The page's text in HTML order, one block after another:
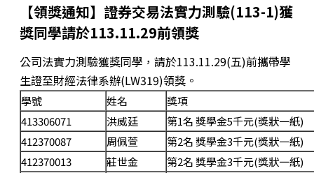
【領獎通知】證券交易法實力測驗(113-1)獲
獎同學請於113.11.29前領獎
公司法實力測驗獲獎同學，請於113.11.29(五)前攜帶學
生證至財經法律系辦(LW319)領獎。
學號 姓名
獎項
413306071
洪威廷
第1名 獎學金5千元(獎狀一紙)
412370087
周佩萱
第2名 獎學金3千元(獎狀一紙)
412370013
莊世金
第2名 獎學金3千元(獎狀一紙)